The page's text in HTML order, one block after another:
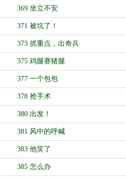
369 坐立不安
371 被坑了！
373 抓重点，出奇兵
375 鸡腿赛猪腿
377 一个包包
378 抢手术
380 出发！
381 风中的呼喊
383 他笑了
385 怎么办